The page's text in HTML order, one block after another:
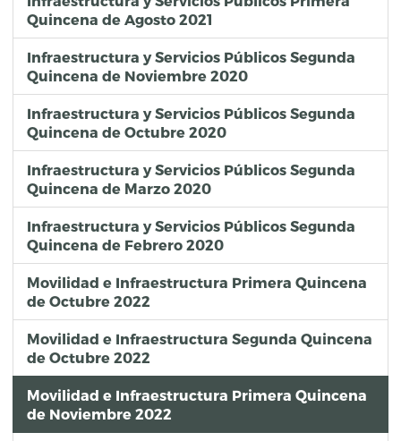
Quincena de Agosto 2021
Infraestructura y Servicios Públicos Segunda
Quincena de Noviembre 2020
Infraestructura y Servicios Públicos Segunda
Quincena de Octubre 2020
Infraestructura y Servicios Públicos Segunda
Quincena de Marzo 2020
Infraestructura y Servicios Públicos Segunda
Quincena de Febrero 2020
Movilidad e Infraestructura Primera Quincena
de Octubre 2022
Movilidad e Infraestructura Segunda Quincena
de Octubre 2022
Movilidad e Infraestructura Primera Quincena
de Noviembre 2022